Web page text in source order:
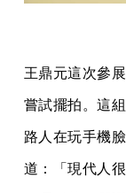
王鼎元這次參
嘗試擺拍。這
路人在玩手機
道：「現代人